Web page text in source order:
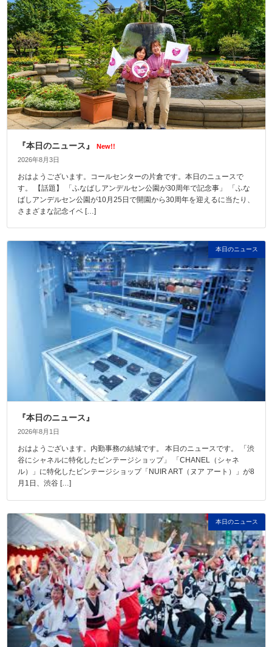
『本日のニュース』
New!!
2026年8月3日
おはようございます。コールセンターの片倉です。本日のニュースで
す。 【話題】 「ふなばしアンデルセン公園が30周年で記念事」 「ふな
ばしアンデルセン公園が10月25日で開園から30周年を迎えるに当たり、
さまざまな記念イベ […]
本日のニュース
『本日のニュース』
2026年8月1日
おはようございます。内勤事務の結城です。 本日のニュースです。 「渋
谷にシャネルに特化したビンテージショップ」 「CHANEL（シャネ
ル）」に特化したビンテージショップ「NUIR ART（ヌア アート）」が8
月1日、渋谷 […]
本日のニュース